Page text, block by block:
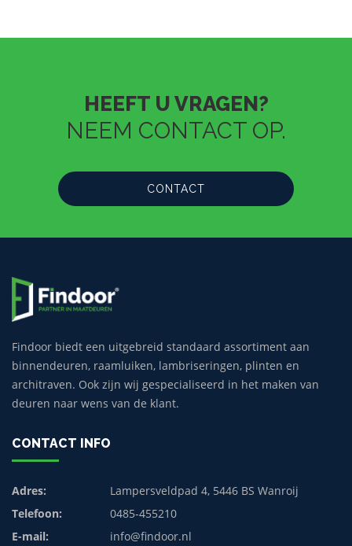
HEEFT U VRAGEN?
NEEM CONTACT OP.
CONTACT
Findoor biedt een uitgebreid standaard assortiment aan
binnendeuren, raamluiken, lambriseringen, plinten en
architraven. Ook zijn wij gespecialiseerd in het maken van
deuren naar wens van de klant.
CONTACT INFO
Adres:
Lampersveldpad 4, 5446 BS Wanroij
Telefoon:
0485-455210
E-mail:
info@findoor.nl